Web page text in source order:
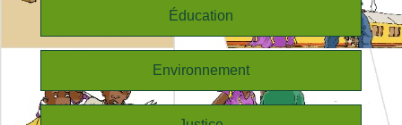
Éducation
Environnement